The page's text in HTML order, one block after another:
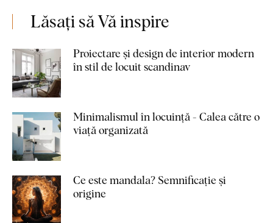
Lăsați să Vă inspire
Proiectare și design de interior modern
în stil de locuit scandinav
Minimalismul în locuință - Calea către o
viață organizată
Ce este mandala? Semnificație și
origine